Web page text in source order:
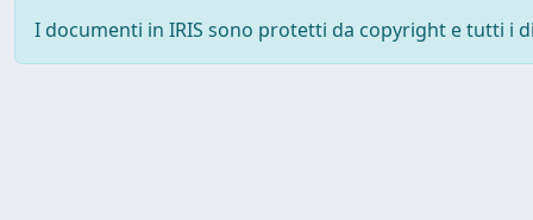
I documenti in IRIS sono protetti da copyright e tutti i